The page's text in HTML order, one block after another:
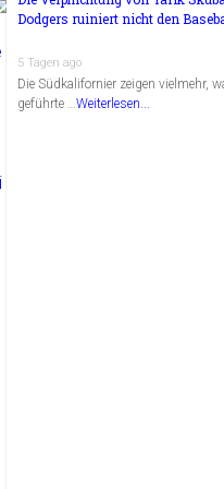
Dodgers ruiniert nicht den
5 Tagen ago
Die Südkalifornier zeigen vielmehr,
geführte …Weiterlesen...